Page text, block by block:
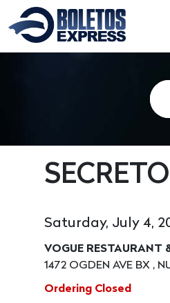
Saturday, July 4,
VOGUE RESTAURANT
1472 OGDEN AVE BX ,
Ordering Closed